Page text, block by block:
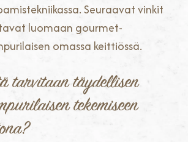
Seuraavat vinkit
luomaan gourmet-
omassa keittiössä.
tarvitaan täydellisen
tekemiseen